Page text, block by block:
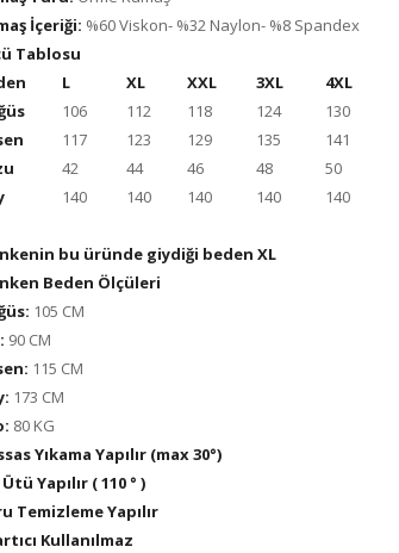
İçeriği: %60 Viskon- %32 Naylon- %8 Spandex
Tablosu
L XL XXL 3XL 4XL
106 112 118 124 130
117 123 129 135 141
42 44 46 48 50
140 140 140 140 140
bu üründe giydiği beden XL
Beden Ölçüleri
105 CM
90 CM
115 CM
173 CM
80 KG
Yıkama Yapılır (max 30°)
Ütü Yapılır ( 110 ° )
Temizleme Yapılır
Kullanılmaz